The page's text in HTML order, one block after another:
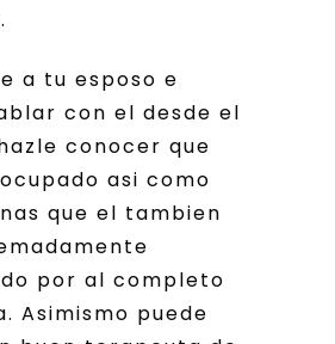
a tu esposo e
con el desde el
conocer que
asi­ como
que el tambien
por al completo
Asimismo puede